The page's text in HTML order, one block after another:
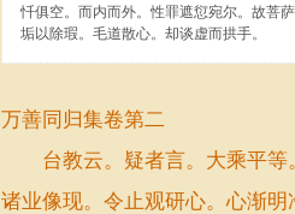
忏俱空。而内而外。性罪遮愆宛尔。故菩
垢以除瑕。毛道散心。却谈虚而拱手。
万善同归集卷第二
台教云。疑者言。大乘平等
诸业像现。令止观研心。心渐